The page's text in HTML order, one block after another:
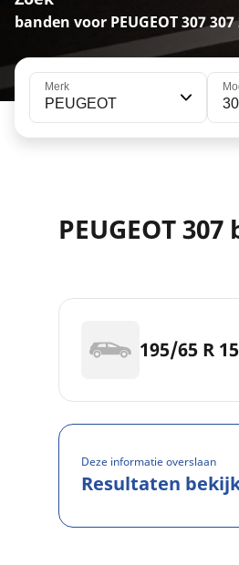
banden voor PEUGEOT 307 307
Merk
PEUGEOT
PEUGEOT
195/65 R
Deze informatie overslaan
Resultaten